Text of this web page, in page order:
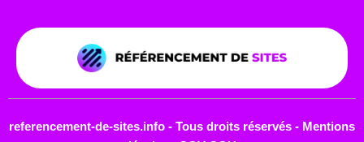
referencement-de-sites.info - Tous droits réservés - Mentions